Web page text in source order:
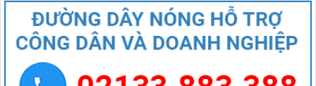
Mường Than
lượt xem: 46 | lượt tải:28
27/NQ-HĐND
Nghị quyết Thông qua chủ trương sắp xếp đơn vị hành chính cấp xã
của tỉnh Lai Châu năm 2025